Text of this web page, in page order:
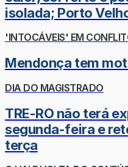
isolada; Porto
'INTOCÁVEIS' EM
Mendonça tem
DIA DO MAGISTRADO
TRE-RO não terá
segunda-feira e
terça